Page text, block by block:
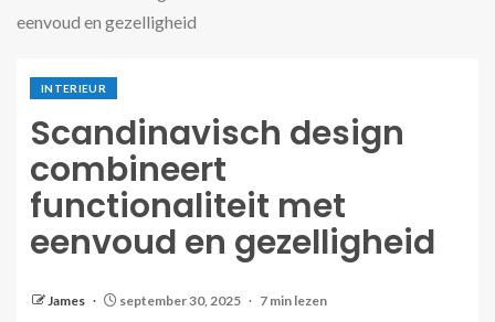
eenvoud en gezelligheid
INTERIEUR
Scandinavisch design
combineert
functionaliteit met
eenvoud en gezelligheid
James september 30, 2025 7 min lezen